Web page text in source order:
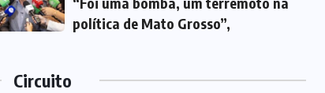
política de Mato Grosso”,
Circuito